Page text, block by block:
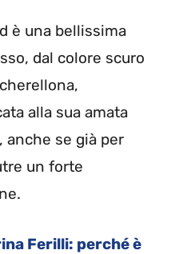
è una bellissima
dal colore scuro
alla sua amata
anche se già per
un forte
Ferilli: perché è